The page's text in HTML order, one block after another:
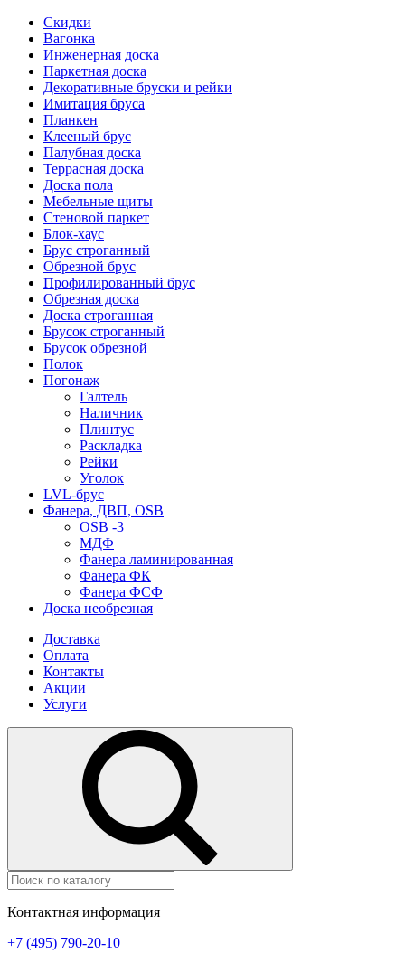
Скидки
Вагонка
Инженерная доска
Паркетная доска
Декоративные бруски и рейки
Имитация бруса
Планкен
Клееный брус
Палубная доска
Террасная доска
Доска пола
Мебельные щиты
Стеновой паркет
Блок-хаус
Брус строганный
Обрезной брус
Профилированный брус
Обрезная доска
Доска строганная
Брусок строганный
Брусок обрезной
Полок
Погонаж
Галтель
Наличник
Плинтус
Раскладка
Рейки
Уголок
LVL-брус
Фанера, ДВП, OSB
OSB -3
МДФ
Фанера ламинированная
Фанера ФК
Фанера ФСФ
Доска необрезная
Доставка
Оплата
Контакты
Акции
Услуги
Контактная информация
+7 (495) 790-20-10